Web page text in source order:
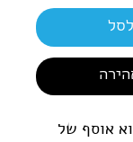
אוסף של